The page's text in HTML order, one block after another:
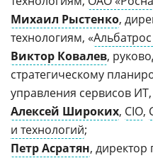
Михаил Рыстенко,
технологиям, «
Виктор Ковалев,
стратегическому
управления сервисов ИТ,
Алексей Широких, CIO,
и технологий;
Петр Асратян,